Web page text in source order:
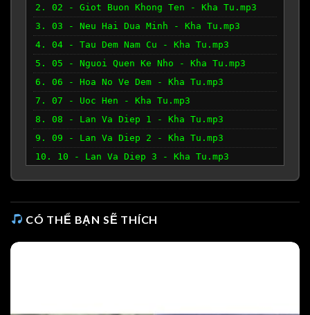
2. 02 - Giot Buon Khong Ten - Kha Tu.mp3
3. 03 - Neu Hai Dua Minh - Kha Tu.mp3
4. 04 - Tau Dem Nam Cu - Kha Tu.mp3
5. 05 - Nguoi Quen Ke Nho - Kha Tu.mp3
6. 06 - Hoa No Ve Dem - Kha Tu.mp3
7. 07 - Uoc Hen - Kha Tu.mp3
8. 08 - Lan Va Diep 1 - Kha Tu.mp3
9. 09 - Lan Va Diep 2 - Kha Tu.mp3
10. 10 - Lan Va Diep 3 - Kha Tu.mp3
CÓ THỂ BẠN SẼ THÍCH